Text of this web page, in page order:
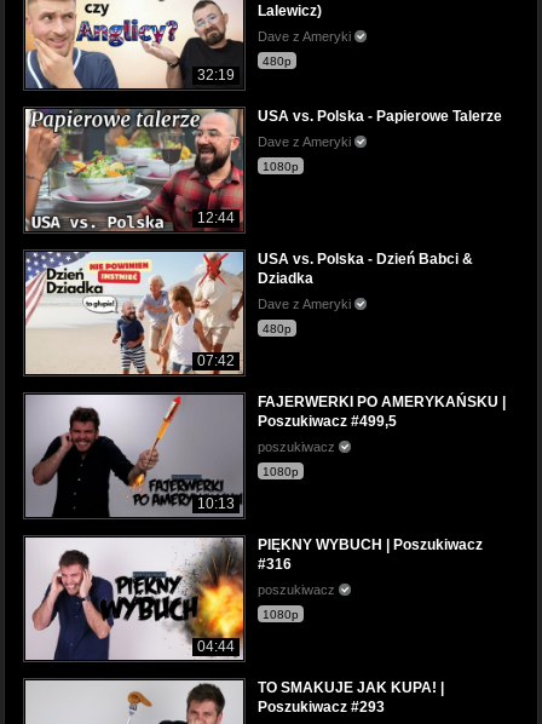
32:19
Lalewicz)
Dave z Ameryki
480p
12:44
USA vs. Polska - Papierowe Talerze
Dave z Ameryki
1080p
07:42
USA vs. Polska - Dzień Babci &
Dziadka
Dave z Ameryki
480p
10:13
FAJERWERKI PO AMERYKAŃSKU |
Poszukiwacz #499,5
poszukiwacz
1080p
04:44
PIĘKNY WYBUCH | Poszukiwacz
#316
poszukiwacz
1080p
TO SMAKUJE JAK KUPA! |
Poszukiwacz #293